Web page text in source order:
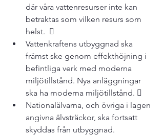
där våra vattenresurser inte kan
betraktas som vilken resurs som
helst.  
Vattenkraftens utbyggnad ska
främst ske genom effekthöjning i
befintliga verk med moderna
miljötillstånd. Nya anläggningar
ska ha moderna miljötillstånd. 
Nationalälvarna, och övriga i lagen
angivna älvsträckor, ska fortsatt
skyddas från utbyggnad.